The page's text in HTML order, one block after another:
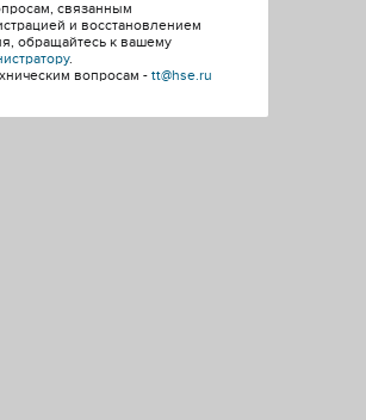
связанным
и восстановлением
обращайтесь к вашему
.
вопросам - tt@hse.ru